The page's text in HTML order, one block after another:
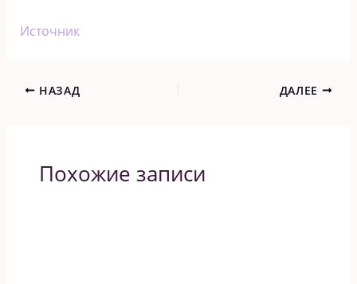
Источник
НАЗАД ДАЛЕЕ
Похожие записи